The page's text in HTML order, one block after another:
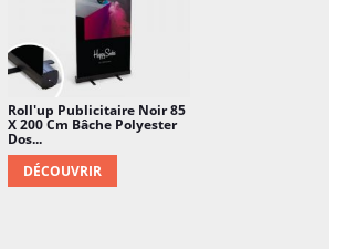
Roll'up Publicitaire Noir 85
X 200 Cm Bâche Polyester
Dos...
DÉCOUVRIR